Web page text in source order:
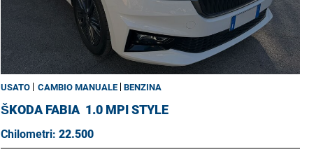
USATO CAMBIO MANUALE BENZINA
ŠKODA FABIA 1.0 MPI STYLE
Chilometri: 22.500